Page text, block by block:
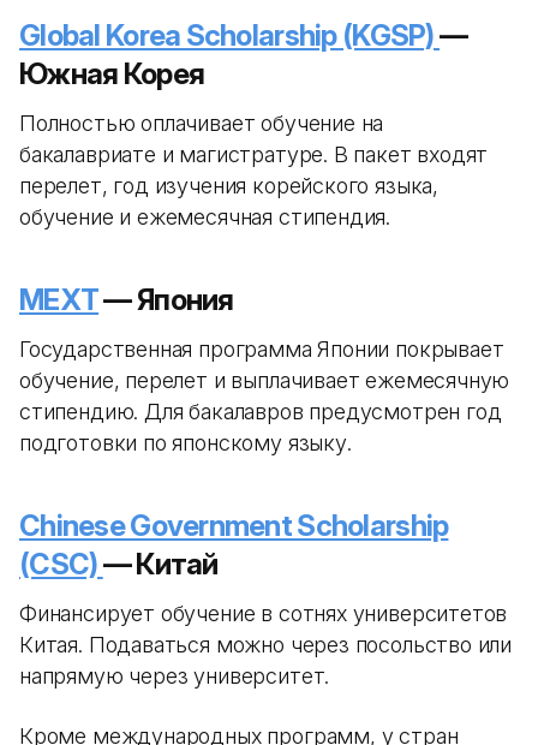
Global Korea Scholarship (KGSP)—
Южная Корея
Полностью оплачивает обучение на
бакалавриате и магистратуре. В пакет входят
перелет, год изучения корейского языка,
обучение и ежемесячная стипендия.
MEXT— Япония
Государственная программа Японии покрывает
обучение, перелет и выплачивает ежемесячную
стипендию. Для бакалавров предусмотрен год
подготовки по японскому языку.
Chinese Government Scholarship
(CSC)— Китай
Финансирует обучение в сотнях университетов
Китая. Подаваться можно через посольство или
напрямую через университет.
Кроме международных программ, у стран